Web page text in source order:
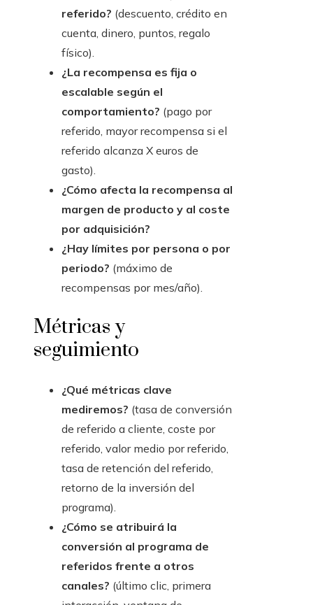
referido? (descuento, crédito en
cuenta, dinero, puntos, regalo
físico).
¿La recompensa es fija o
escalable según el
comportamiento? (pago por
referido, mayor recompensa si el
referido alcanza X euros de
gasto).
¿Cómo afecta la recompensa al
margen de producto y al coste
por adquisición?
¿Hay límites por persona o por
periodo? (máximo de
recompensas por mes/año).
Métricas y
seguimiento
¿Qué métricas clave
mediremos? (tasa de conversión
de referido a cliente, coste por
referido, valor medio por referido,
tasa de retención del referido,
retorno de la inversión del
programa).
¿Cómo se atribuirá la
conversión al programa de
referidos frente a otros
canales? (último clic, primera